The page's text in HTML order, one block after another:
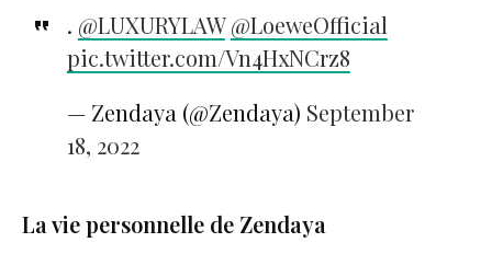
. @LUXURYLAW @LoeweOfficial
pic.twitter.com/Vn4HxNCrz8
— Zendaya (@Zendaya) September
18, 2022
La vie personnelle de Zendaya